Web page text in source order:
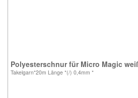
Polyesterschnur für Micro Magic
Takelgarn*20m Länge *(/) 0,4mm *